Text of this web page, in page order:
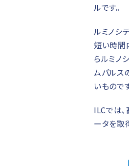
ルです。
ルミノシ
短い時間
らルミノ
ムパルス
いもので
ILCでは､
ータを取